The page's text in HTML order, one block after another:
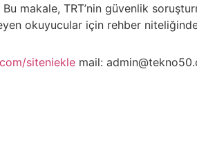
makale, TRT’nin güvenlik
okuyucular için rehber
siteniekle mail: